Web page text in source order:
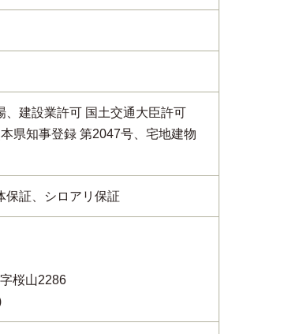
建設業許可 国土交通大臣許可
県知事登録 第2047号、宅地建物
保証、シロアリ保証
桜山2286